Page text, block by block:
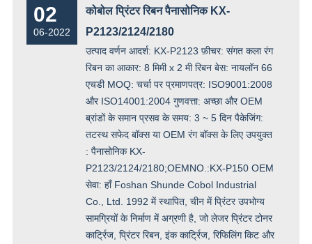
02
06-2022
कोबोल प्रिंटर रिबन पैनासोनिक KX-
P2123/2124/2180
उत्पाद वर्णन आदर्श: KX-P2123 फ़ीचर: संगत कला रंग
रिबन का आकार: 8 मिमी x 2 मी रिबन बेस: नायलॉन 66
एचडी MOQ: चर्चा पर प्रमाणपत्र: ISO9001:2008
और ISO14001:2004 गुणवत्ता: अच्छा और OEM
ब्रांडों के समान प्रसव के समय: 3 ~ 5 दिन पैकेजिंग:
तटस्थ सफेद बॉक्स या OEM रंग बॉक्स के लिए उपयुक्त
: पैनासोनिक KX-
P2123/2124/2180;OEMNO.:KX-P150 OEM
सेवा: हाँ Foshan Shunde Cobol Industrial
Co., Ltd. 1992 में स्थापित, चीन में प्रिंटर उपभोग्य
सामग्रियों के निर्माण में अग्रणी है, जो लेजर प्रिंटर टोनर
कार्ट्रिज, प्रिंटर रिबन, इंक कार्ट्रिज, रिफिलिंग किट और